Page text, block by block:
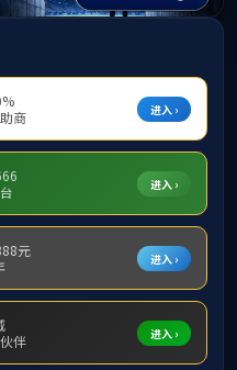
首页 监督职责
学习园地
廉政视野